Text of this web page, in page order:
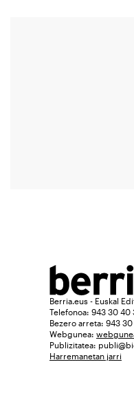
Berria.eus - Euskal
Telefonoa: 943 30 40
Bezero arreta: 943
Webgunea:
Publizitatea:
Harremanetan jarri